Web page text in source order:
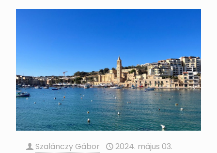
Szalánczy Gábor 2024. május 03.